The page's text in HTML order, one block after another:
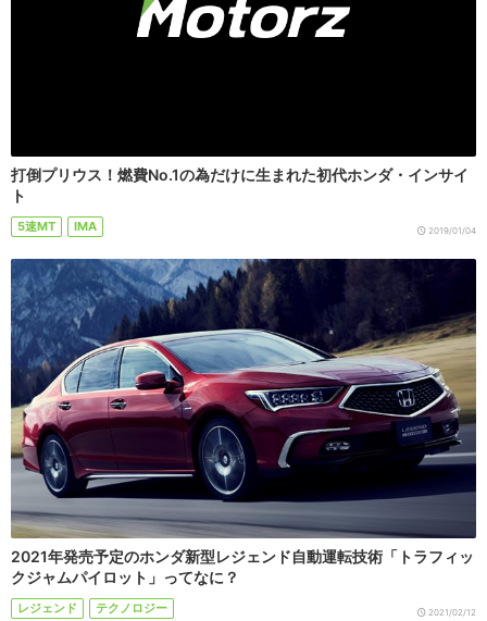
打倒プリウス！燃費No.1の為だけに生まれた初代ホンダ・インサイ
ト
5速MT IMA 2019/01/04
2021年発売予定のホンダ新型レジェンド自動運転技術「トラフィッ
クジャムパイロット」ってなに？
レジェンド テクノロジー 2021/02/12